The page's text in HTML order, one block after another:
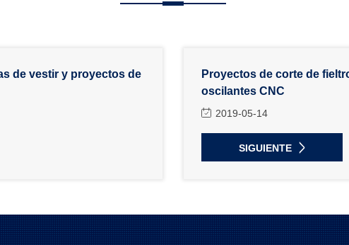
de vestir y proyectos de
Proyectos de corte de
oscilantes CNC
2019-05-14
SIGUIENTE